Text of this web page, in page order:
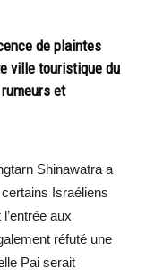
de plaintes
ville touristique du
et
Shinawatra a
Israéliens
aux
réfuté une
Pai serait